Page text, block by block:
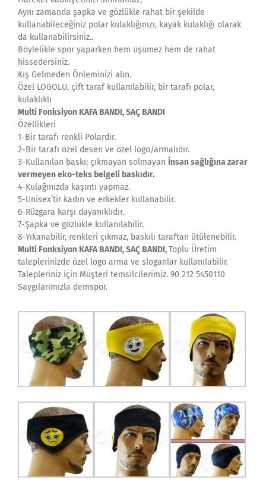
Aynı zamanda şapka ve gözlükle rahat bir şekilde
kullanabileceğiniz polar kulaklığınızı, kayak kulaklığı olarak
da kullanabilirsiniz..
Böylelikle spor yaparken hem üşümez hem de rahat
hissedersiniz.
Kış Gelmeden Önleminizi alın.
Özel LOGOLU, çift taraf kullanılabilir, bir tarafı polar,
kulaklıklı
Multi Fonksiyon KAFA BANDI, SAÇ BANDI
Özellikleri
1-Bir tarafı renkli Polardır.
2-Bir tarafı özel desen ve özel logo/armalıdır.
3-Kullanılan baskı; çıkmayan solmayan İnsan sağlığına zarar
vermeyen eko-teks belgeli baskıdır.
4-Kulağınızda kaşıntı yapmaz.
5-Unisex’tir kadın ve erkekler kullanabilir.
6-Rüzgara karşı dayanıklıdır.
7-Şapka ve gözlükle kullanılabilir.
8-Yıkanabilir, renkleri çıkmaz, baskılı taraftan ütülenebilir.
Multi Fonksiyon KAFA BANDI, SAÇ BANDI,Toplu Üretim
taleplerinizde özel logo arma ve sloganlar kullanılabilir.
Talepleriniz için Müşteri temsilcilerimiz. 90 212 5450110
Saygılarımızla demspor.